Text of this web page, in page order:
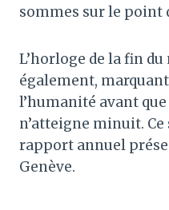
sommes sur le point
L’horloge de la fin
également,
l’humanité avant
n’atteigne minuit.
rapport annuel
Genève.